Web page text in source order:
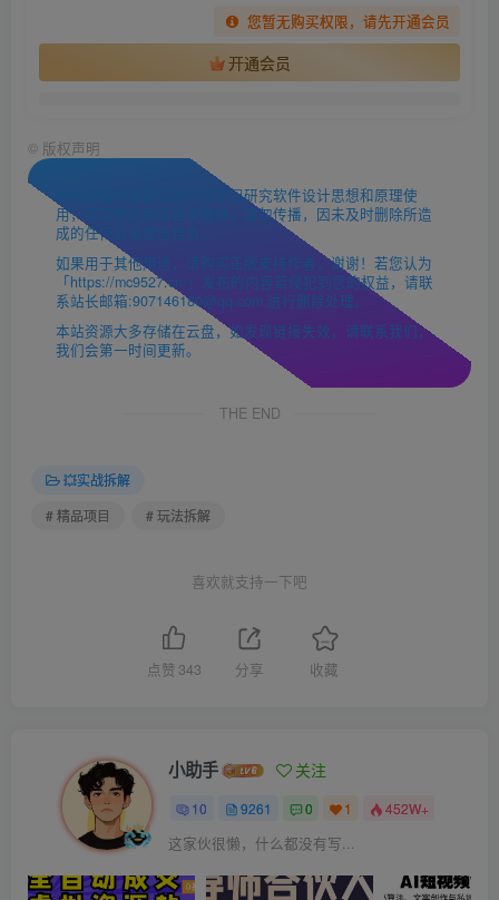
您暂无购买权限，请先开通会员
开通会员
© 版权声明
本站收集的资源仅供内部学习研究软件设计思想和原理使
用，学习研究后请自觉删除，请勿传播，因未及时删除所造
成的任何后果责任自负。
如果用于其他用途，请购买正版支持作者，谢谢！若您认为
「https://mc9527.cn/」发布的内容若侵犯到您的权益，请联
系站长邮箱:907146180@qq.com 进行删除处理。
本站资源大多存储在云盘，如发现链接失效，请联系我们，
我们会第一时间更新。
THE END
💥实战拆解
# 精品项目
# 玩法拆解
喜欢就支持一下吧
点赞 343 分享 收藏
小助手 关注
10 9261 0 1 452W+
这家伙很懒，什么都没有写...